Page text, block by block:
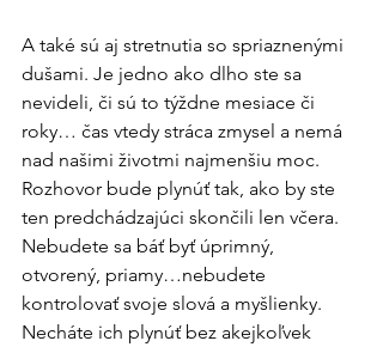
A také sú aj stretnutia so spriaznenými
dušami. Je jedno ako dlho ste sa
nevideli, či sú to týždne mesiace či
roky… čas vtedy stráca zmysel a nemá
nad našimi životmi najmenšiu moc.
Rozhovor bude plynúť tak, ako by ste
ten predchádzajúci skončili len včera.
Nebudete sa báť byť úprimný,
otvorený, priamy…nebudete
kontrolovať svoje slová a myšlienky.
Necháte ich plynúť bez akejkoľvek